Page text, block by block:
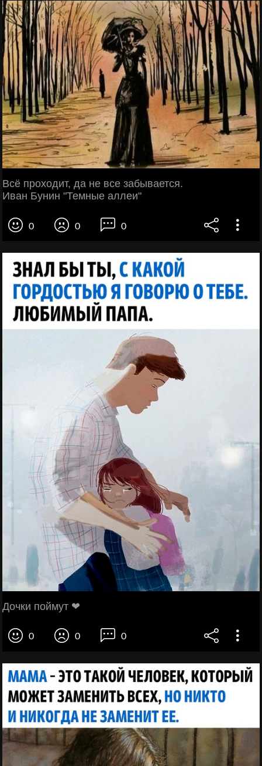
Всё проходит, да не все забывается.
Иван Бунин "Темные аллеи"
0 0 0
Дочки поймут ❤
0 0 0